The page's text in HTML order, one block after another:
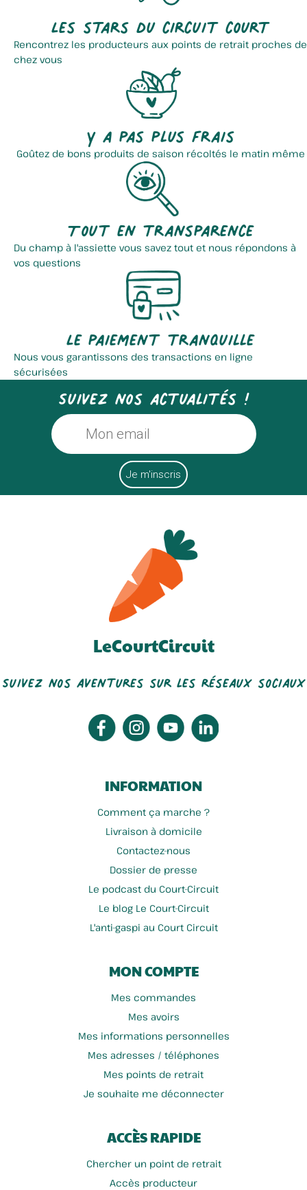
Les stars du circuit court
Rencontrez les producteurs aux points de retrait proches de
chez vous
Y a pas plus frais
Goûtez de bons produits de saison récoltés le matin même
Tout en transparence
Du champ à l'assiette vous savez tout et nous répondons à
vos questions
Le paiement tranquille
Nous vous garantissons des transactions en ligne
sécurisées
Suivez nos actualités !
LeCourtCircuit
Suivez nos aventures sur les réseaux sociaux
INFORMATION
Comment ça marche ?
Livraison à domicile
Contactez-nous
Dossier de presse
Le podcast du Court-Circuit
Le blog Le Court-Circuit
L'anti-gaspi au Court Circuit
MON COMPTE
Mes commandes
Mes avoirs
Mes informations personnelles
Mes adresses / téléphones
Mes points de retrait
Je souhaite me déconnecter
ACCÈS RAPIDE
Chercher un point de retrait
Accès producteur